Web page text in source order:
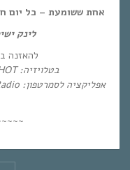
אחת ששומעת – כל יום חמישי,
לינק
להאזנה
בטלויזיה: HOT – ערוץ 87 | YES – ערוץ 71
אפליקציה לסמרטפון: Eol Radio (אנדרואיד/אייפון) או באפליקציית